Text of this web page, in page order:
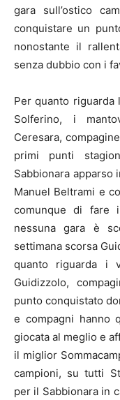
gara sull’ostico
conquistare un
nonostante il
senza dubbio con i
Per quanto riguarda
Solferino, i
Ceresara,
primi punti
Sabbionara
Manuel Beltrami e
comunque di fare
nessuna gara è
settimana scorsa
quanto riguarda i
Guidizzolo,
punto conquistato
e compagni hanno
giocata al meglio e
il miglior
campioni, su tutti
per il Sabbionara in